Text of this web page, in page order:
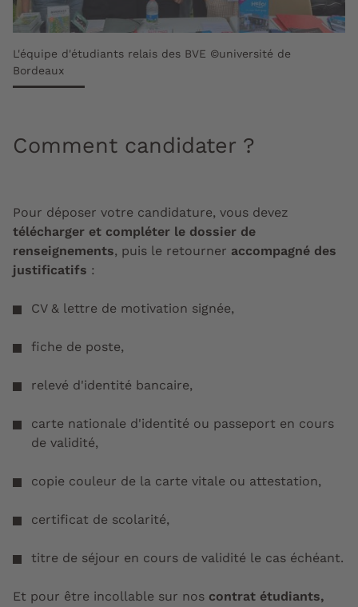
L'équipe d'étudiants relais des BVE ©université de
Bordeaux
Comment candidater ?
Pour déposer votre candidature, vous devez
télécharger et compléter le dossier de
renseignements, puis le retourner accompagné des
justificatifs :
CV & lettre de motivation signée,
fiche de poste,
relevé d'identité bancaire,
carte nationale d'identité ou passeport en cours
de validité,
copie couleur de la carte vitale ou attestation,
certificat de scolarité,
titre de séjour en cours de validité le cas échéant.
Et pour être incollable sur nos contrat étudiants,